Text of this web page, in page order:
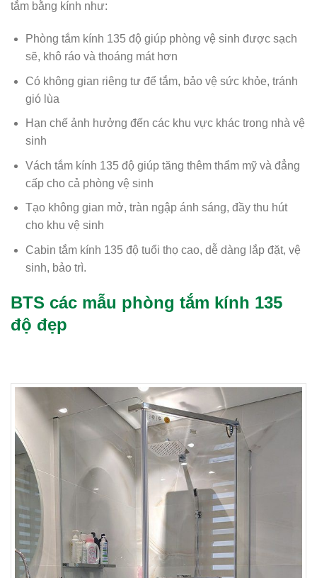
tắm bằng kính như:
Phòng tắm kính 135 độ giúp phòng vệ sinh được sạch
sẽ, khô ráo và thoáng mát hơn
Có không gian riêng tư để tắm, bảo vệ sức khỏe, tránh
gió lùa
Hạn chế ảnh hưởng đến các khu vực khác trong nhà vệ
sinh
Vách tắm kính 135 độ giúp tăng thêm thẩm mỹ và đẳng
cấp cho cả phòng vệ sinh
Tạo không gian mở, tràn ngập ánh sáng, đầy thu hút
cho khu vệ sinh
Cabin tắm kính 135 độ tuổi thọ cao, dễ dàng lắp đặt, vệ
sinh, bảo trì.
BTS các mẫu phòng tắm kính 135
độ đẹp